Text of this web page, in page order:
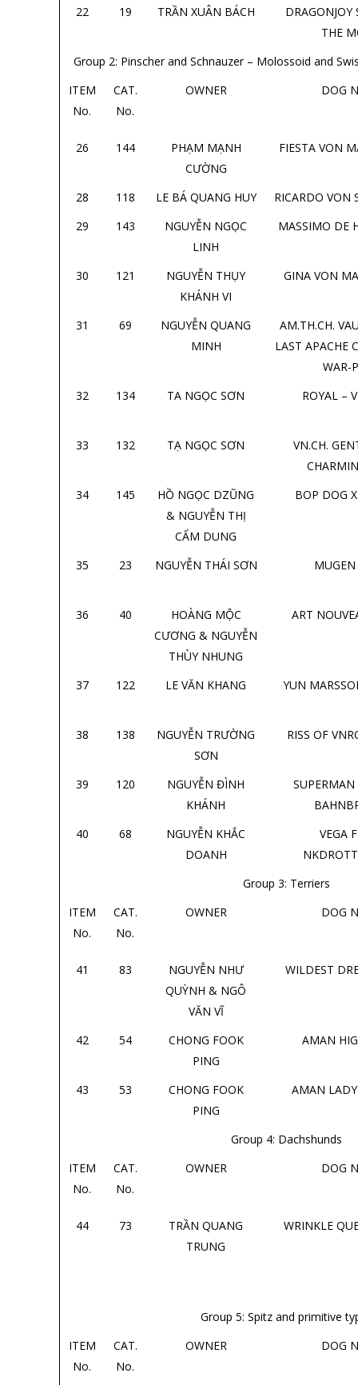
22
19 TRẦN XUÂN BÁCH
DRAGONJOY
THE
Group 2: Pinscher and Schnauzer – Molossoid and
ITEM
No.
CAT.
No.
OWNER DOG
26 144
PHẠM MẠNH
CƯỜNG
FIESTA VON
28 118 LE BÁ QUANG HUY
RICARDO VON
29
143
NGUYỄN NGỌC
LINH
MASSIMO DE
30 121
NGUYỄN THỤY
KHÁNH VI
GINA VON
31 69
NGUYỄN QUANG
MINH
AM.TH.CH.
LAST APACHE
WAR-
32
134 TA NGỌC SƠN ROYAL –
33 132 TẠ NGỌC SƠN
VN.CH.
34
145
HỒ NGỌC DZŨNG
& NGUYỄN THỊ
CẨM DUNG
BOP DOG
35 23 NGUYỄN THÁI SƠN
36 40
HOÀNG MỘC
CƯƠNG & NGUYỄN
THÙY NHUNG
ART
37 122 LE VĂN KHANG YUN
38 138
NGUYỄN TRƯỜNG
SƠN
RISS OF
39 120
NGUYỄN ĐÌNH
KHÁNH
40
68
NGUYỄN KHẮC
DOANH
VEGA
Group 3: Terriers
ITEM
No.
CAT.
No.
OWNER DOG
41 83
NGUYỄN NHƯ
QUỲNH & NGÔ
VĂN VĨ
WILDEST
42 54
CHONG FOOK
PING
AMAN
43 53
CHONG FOOK
PING
AMAN
Group 4: Dachshunds
ITEM
No.
CAT.
No.
OWNER DOG
44 73
TRẦN QUANG
TRUNG
WRINKLE
Group 5: Spitz and primitive
ITEM
No.
CAT.
No.
OWNER DOG